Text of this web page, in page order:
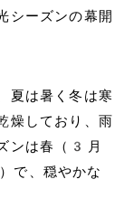
シーズンの幕開
夏は暑く冬は寒
燥しており、雨
ンは春（3月
、穏やかな